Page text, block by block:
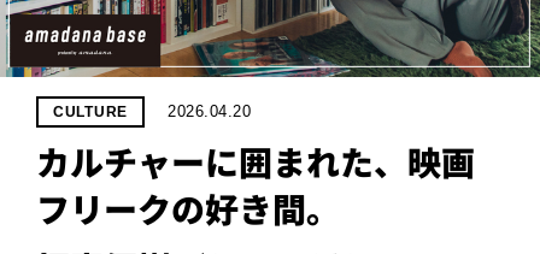
WHAT’S
LIFE
LABEL
ライフレー
CULTURE 2026.04.20
カルチャーに囲まれた、映画
フリークの好き間。